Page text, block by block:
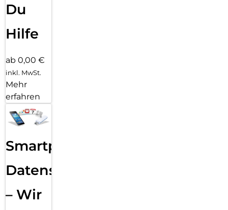
Du
Hilfe
ab 0,00 €
inkl. MwSt.
Mehr
erfahren
Smartphone
Datensicherung
– Wir